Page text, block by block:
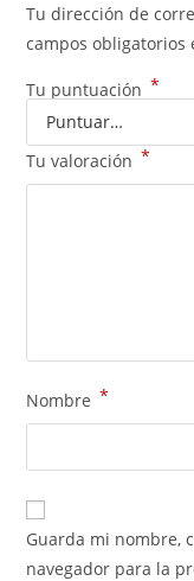
Tu dirección de
campos obligatorios
Tu puntuación *
Tu valoración *
Nombre *
Guarda mi nombre,
navegador para la